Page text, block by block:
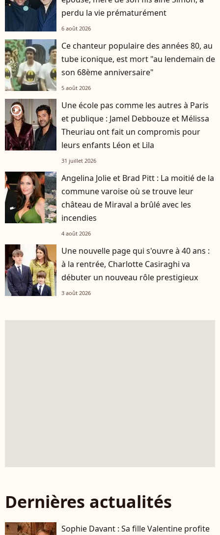
perdu la vie prématurément
6 août 2026
Ce chanteur populaire des années 80, au
tube iconique, est mort "au lendemain de
son 68ème anniversaire"
5 août 2026
player2
Une école pas comme les autres à Paris
et publique : Jamel Debbouze et Mélissa
Theuriau ont fait un compromis pour
leurs enfants Léon et Lila
31 juillet 2026
Angelina Jolie et Brad Pitt : La moitié de la
commune varoise où se trouve leur
château de Miraval a brûlé avec les
incendies
4 août 2026
Une nouvelle page qui s'ouvre à 40 ans :
à la rentrée, Charlotte Casiraghi va
débuter un nouveau rôle prestigieux
3 août 2026
Dernières actualités
Sophie Davant : Sa fille Valentine profite